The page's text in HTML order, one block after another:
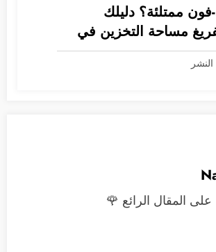
فون ممتلئة؟ دليلك
مساحة التخزين في
المقال الرائع 🌹